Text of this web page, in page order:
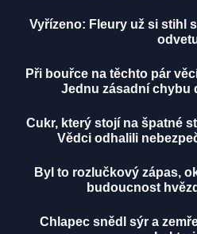
Vyřízeno: Fleury už si stihl
Při bouřce na těchto pár
Jednu zásadní chybu
Cukr, který stojí na špatné
Vědci odhalili
Byl to rozlučkový zápas,
budoucnost
Chlapec snědl sýr a